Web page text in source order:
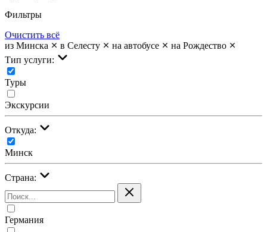
Фильтры
Очистить всё
из Минска
в Селесту на автобусе
на Рождество
Тип услуги:
Туры
Экскурсии
Откуда:
Минск
Страна:
Германия